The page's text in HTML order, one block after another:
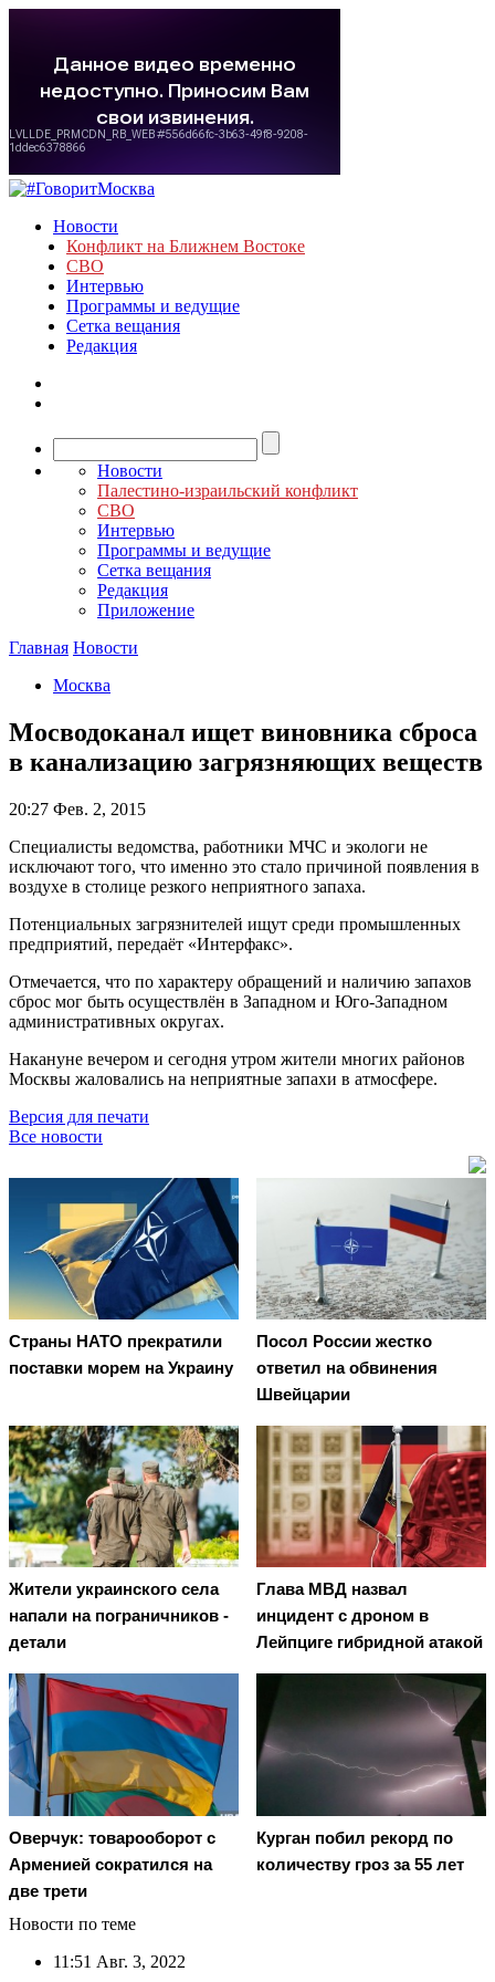
Новости
Конфликт на Ближнем Востоке
СВО
Интервью
Программы и ведущие
Сетка вещания
Редакция
Новости
Палестино-израильский конфликт
СВО
Интервью
Программы и ведущие
Сетка вещания
Редакция
Приложение
Главная Новости
Москва
Мосводоканал ищет виновника сброса
в канализацию загрязняющих веществ
20:27 Фев. 2, 2015
Специалисты ведомства, работники МЧС и экологи не
исключают того, что именно это стало причиной появления в
воздухе в столице резкого неприятного запаха.
Потенциальных загрязнителей ищут среди промышленных
предприятий, передаёт «Интерфакс».
Отмечается, что по характеру обращений и наличию запахов
сброс мог быть осуществлён в Западном и Юго-Западном
административных округах.
Накануне вечером и сегодня утром жители многих районов
Москвы жаловались на неприятные запахи в атмосфере.
Версия для печати
Все новости
Страны НАТО прекратили
поставки морем на Украину
Посол России жестко
ответил на обвинения
Швейцарии
Жители украинского села
напали на пограничников -
детали
Глава МВД назвал
инцидент с дроном в
Лейпциге гибридной атакой
Оверчук: товарооборот с
Арменией сократился на
две трети
Курган побил рекорд по
количеству гроз за 55 лет
Новости по теме
11:51 Авг. 3, 2022